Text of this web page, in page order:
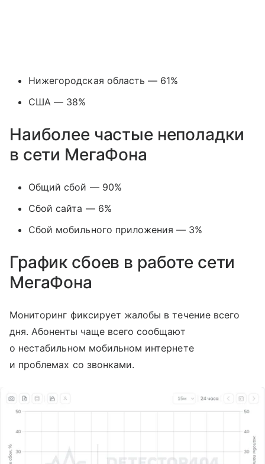
Нижегородская область — 61%
США — 38%
Наиболее частые неполадки
в сети МегаФона
Общий сбой — 90%
Сбой сайта — 6%
Сбой мобильного приложения — 3%
График сбоев в работе сети
МегаФона
Мониторинг фиксирует жалобы в течение всего
дня. Абоненты чаще всего сообщают
о нестабильном мобильном интернете
и проблемах со звонками.